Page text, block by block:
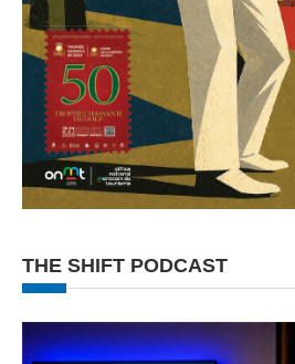
THE SHIFT PODCAST